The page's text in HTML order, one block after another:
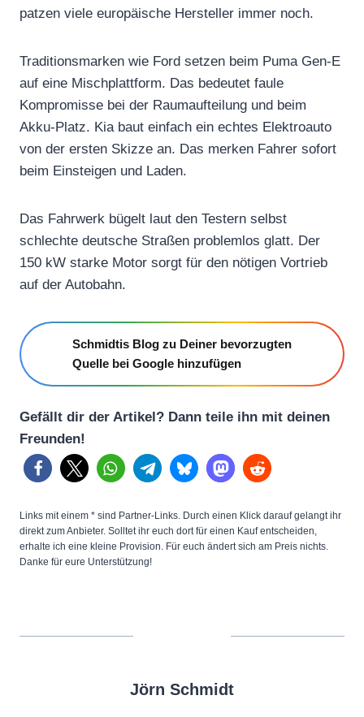
patzen viele europäische Hersteller immer noch.
Traditionsmarken wie Ford setzen beim Puma Gen-E
auf eine Mischplattform. Das bedeutet faule
Kompromisse bei der Raumaufteilung und beim
Akku-Platz. Kia baut einfach ein echtes Elektroauto
von der ersten Skizze an. Das merken Fahrer sofort
beim Einsteigen und Laden.
Das Fahrwerk bügelt laut den Testern selbst
schlechte deutsche Straßen problemlos glatt. Der
150 kW starke Motor sorgt für den nötigen Vortrieb
auf der Autobahn.
Schmidtis Blog zu Deiner bevorzugten
Quelle bei Google hinzufügen
Gefällt dir der Artikel? Dann teile ihn mit deinen
Freunden!
Links mit einem * sind Partner-Links. Durch einen Klick darauf gelangt ihr
direkt zum Anbieter. Solltet ihr euch dort für einen Kauf entscheiden,
erhalte ich eine kleine Provision. Für euch ändert sich am Preis nichts.
Danke für eure Unterstützung!
Jörn Schmidt